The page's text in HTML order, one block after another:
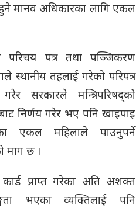
मानव अधिकारका लागि एकल
परिचय पत्र तथा पञ्जिकरण
स्थानीय तहलाई गरेको परिपत्र
सरकारले मन्त्रिपरिषद्को
निर्णय गरेर भए पनि खाइपाइ
एकल महिलाले पाउनुपर्ने
माग छ ।
कार्ड प्राप्त गरेका अति अशक्त
भएका व्यक्तिलाई पनि